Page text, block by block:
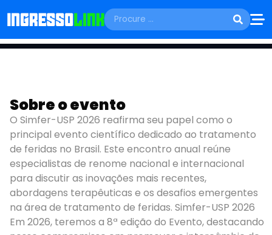
18 DE AGO A 19 DE AGO
SIMFER-USP 2026
São Paulo - SP
Sobre o evento
O Simfer-USP 2026 reafirma seu papel como o
principal evento científico dedicado ao tratamento
de feridas no Brasil. Este encontro anual reúne
especialistas de renome nacional e internacional
para discutir as inovações mais recentes,
abordagens terapêuticas e os desafios emergentes
na área de tratamento de feridas. Simfer-USP 2026
Em 2026, teremos a 8ª edição do Evento, destacando